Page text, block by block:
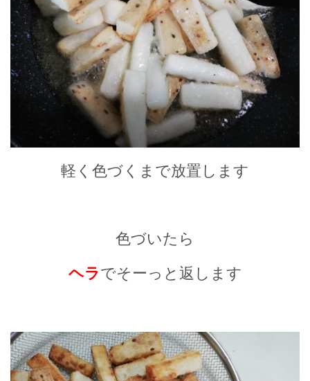
軽く色づくまで放置します
色づいたら
ヘラでそーっと返します